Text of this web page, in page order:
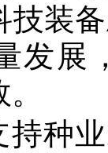
技装
发展
持种